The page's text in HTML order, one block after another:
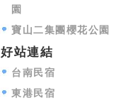
園
寶山二集團櫻花公園
好站連結
台南民宿
東港民宿